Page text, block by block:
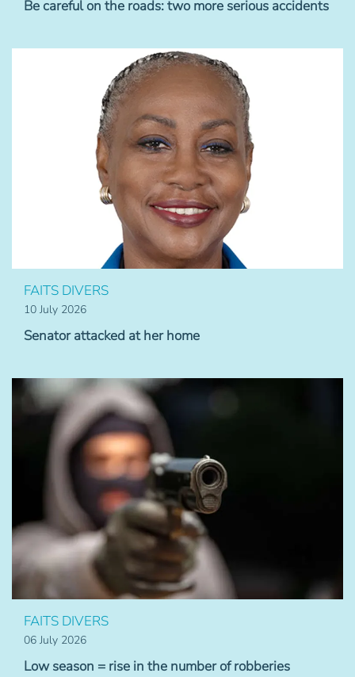
Be careful on the roads: two more serious accidents
FAITS DIVERS
10 July 2026
Senator attacked at her home
FAITS DIVERS
06 July 2026
Low season = rise in the number of robberies